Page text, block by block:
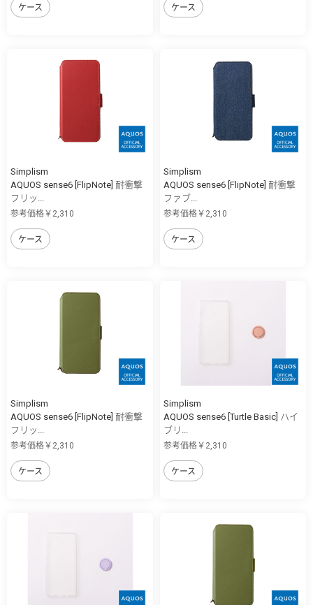
ケース ケース
Simplism
AQUOS sense6 [FlipNote] 耐衝撃
フリッ...
参考価格￥2,310
ケース
Simplism
AQUOS sense6 [FlipNote] 耐衝撃
ファブ...
参考価格￥2,310
ケース
Simplism
AQUOS sense6 [FlipNote] 耐衝撃
フリッ...
参考価格￥2,310
ケース
Simplism
AQUOS sense6 [Turtle Basic] ハイ
ブリ...
参考価格￥2,310
ケース